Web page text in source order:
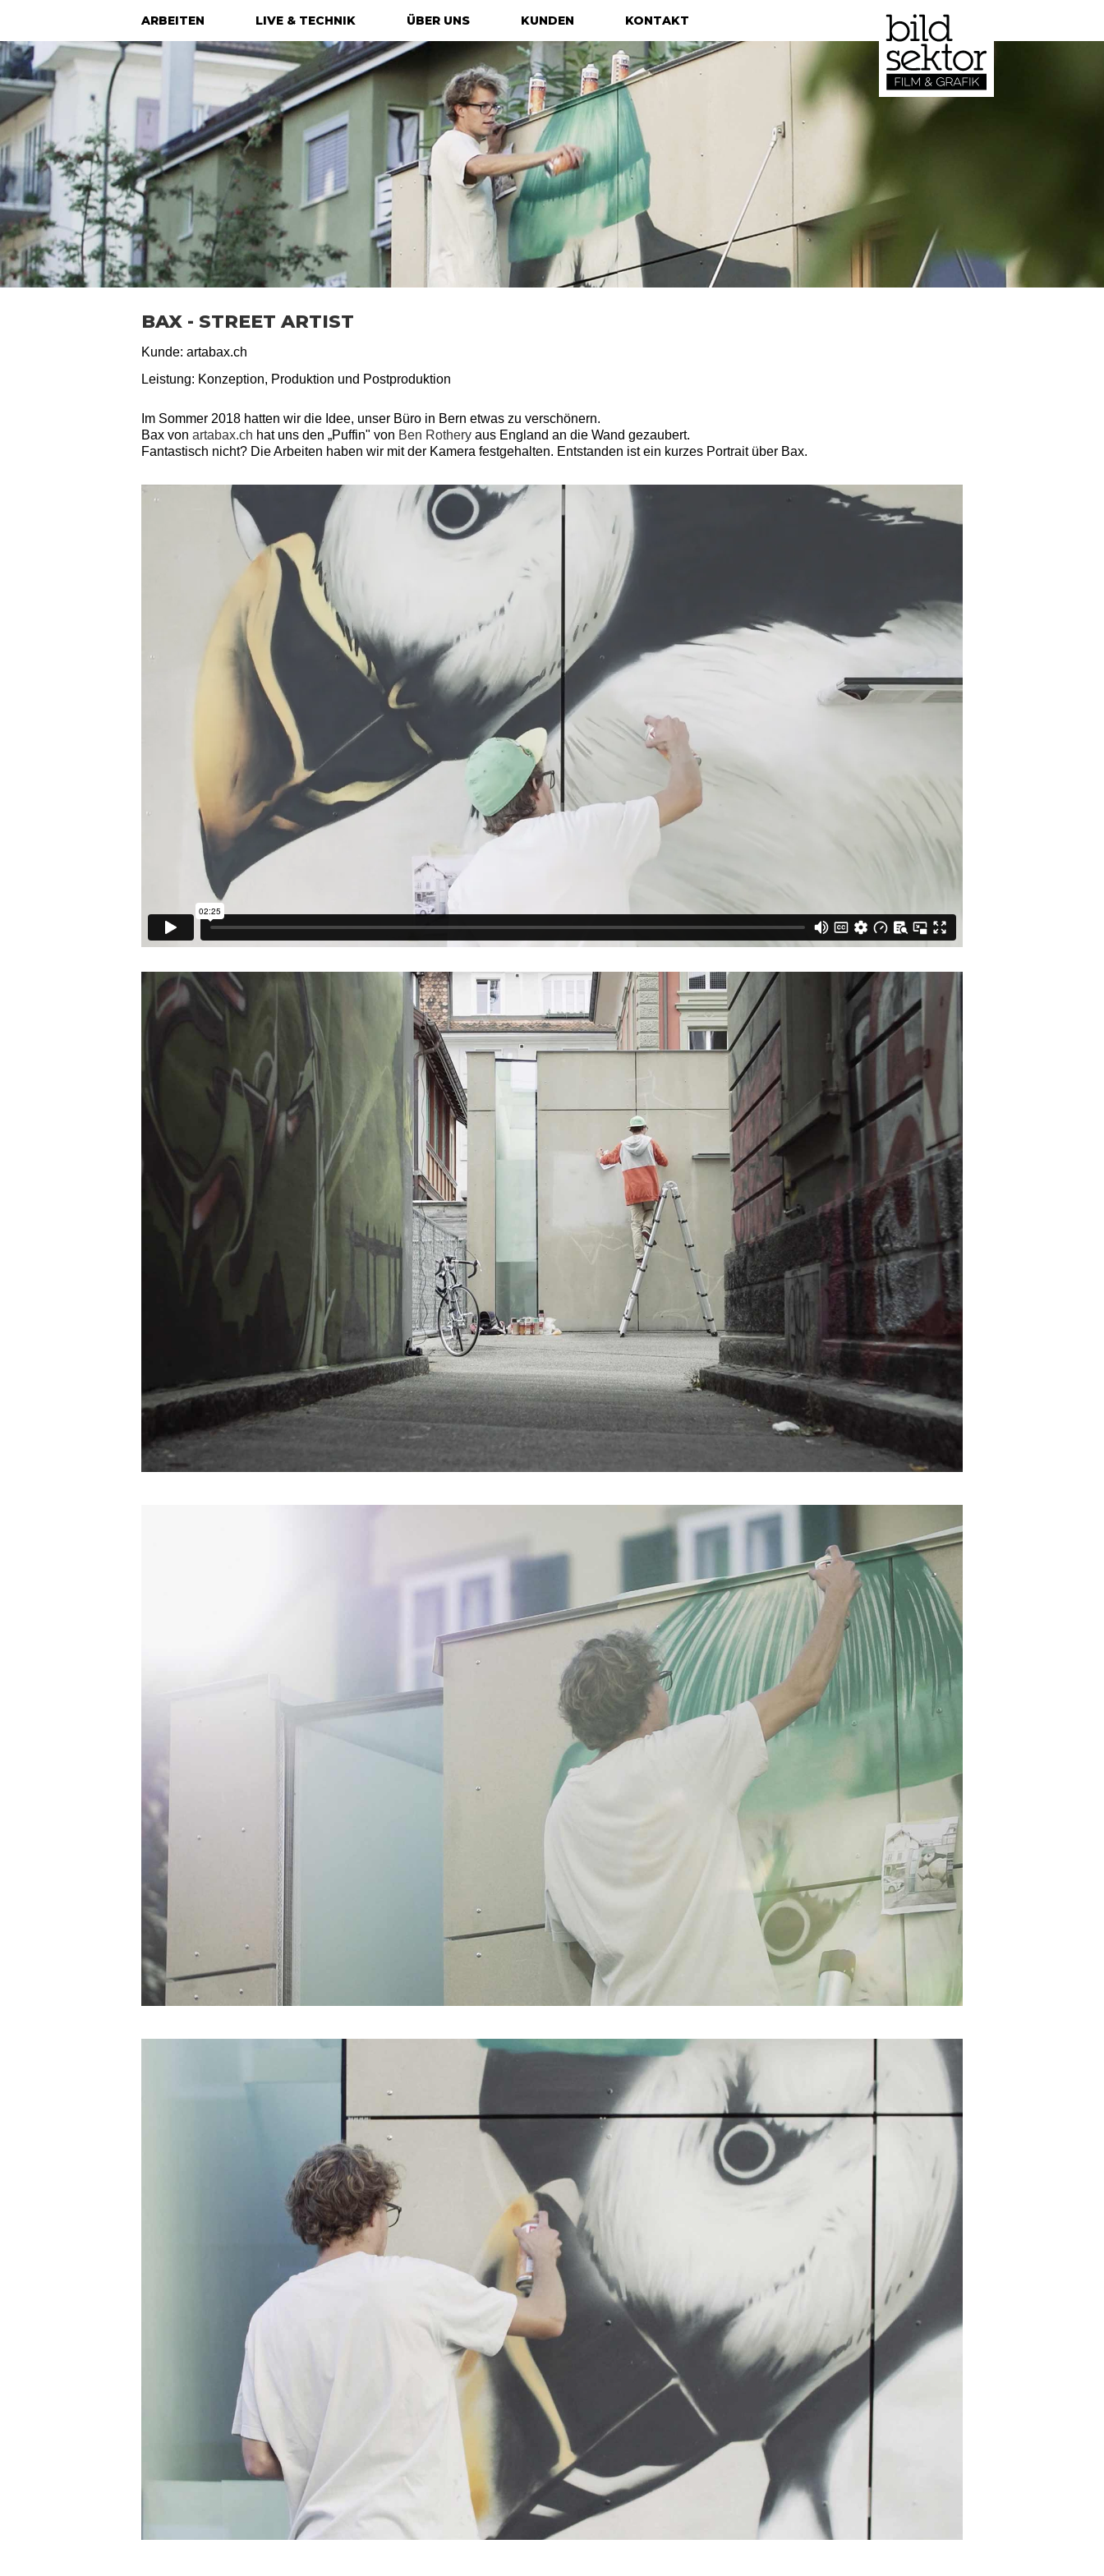
ARBEITEN LIVE & TECHNIK ÜBER UNS KUNDEN KONTAKT
BAX - STREET ARTIST
Kunde: artabax.ch
Leistung: Konzeption, Produktion und Postproduktion
Im Sommer 2018 hatten wir die Idee, unser Büro in Bern etwas zu verschönern.
Bax von artabax.ch hat uns den „Puffin" von Ben Rothery aus England an die Wand gezaubert.
Fantastisch nicht? Die Arbeiten haben wir mit der Kamera festgehalten. Entstanden ist ein kurzes Portrait über Bax.